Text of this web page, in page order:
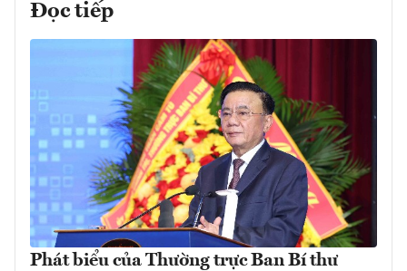
Đọc tiếp
Phát biểu của Thường trực Ban Bí thư